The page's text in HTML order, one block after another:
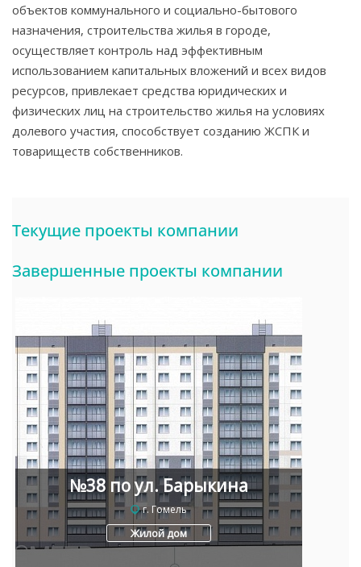
объектов коммунального и социально-бытового
назначения, строительства жилья в городе,
осуществляет контроль над эффективным
использованием капитальных вложений и всех видов
ресурсов, привлекает средства юридических и
физических лиц на строительство жилья на условиях
долевого участия, способствует созданию ЖСПК и
товариществ собственников.
Текущие проекты компании
Завершенные проекты компании
№38 по ул. Барыкина
г. Гомель
Жилой дом